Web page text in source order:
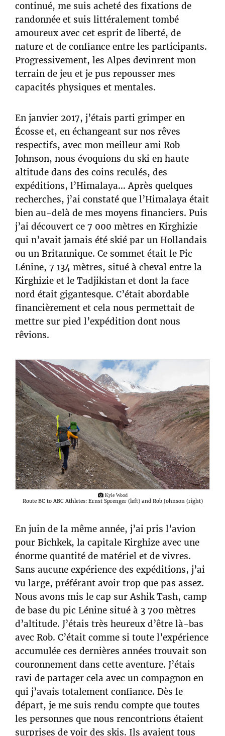
continué, me suis acheté des fixations de
randonnée et suis littéralement tombé
amoureux avec cet esprit de liberté, de
nature et de confiance entre les participants.
Progressivement, les Alpes devinrent mon
terrain de jeu et je pus repousser mes
capacités physiques et mentales.
En janvier 2017, j’étais parti grimper en
Écosse et, en échangeant sur nos rêves
respectifs, avec mon meilleur ami Rob
Johnson, nous évoquions du ski en haute
altitude dans des coins reculés, des
expéditions, l’Himalaya… Après quelques
recherches, j’ai constaté que l’Himalaya était
bien au-delà de mes moyens financiers. Puis
j’ai découvert ce 7 000 mètres en Kirghizie
qui n’avait jamais été skié par un Hollandais
ou un Britannique. Ce sommet était le Pic
Lénine, 7 134 mètres, situé à cheval entre la
Kirghizie et le Tadjikistan et dont la face
nord était gigantesque. C’était abordable
financièrement et cela nous permettait de
mettre sur pied l’expédition dont nous
rêvions.
Kyle Wood
Route BC to ABC Athletes: Ernst Sprenger (left) and Rob Johnson (right)
En juin de la même année, j’ai pris l’avion
pour Bichkek, la capitale Kirghize avec une
énorme quantité de matériel et de vivres.
Sans aucune expérience des expéditions, j’ai
vu large, préférant avoir trop que pas assez.
Nous avons mis le cap sur Ashik Tash, camp
de base du pic Lénine situé à 3 700 mètres
d’altitude. J’étais très heureux d’être là-bas
avec Rob. C’était comme si toute l’expérience
accumulée ces dernières années trouvait son
couronnement dans cette aventure. J’étais
ravi de partager cela avec un compagnon en
qui j’avais totalement confiance. Dès le
départ, je me suis rendu compte que toutes
les personnes que nous rencontrions étaient
surprises de voir des skis. Ils avaient tous